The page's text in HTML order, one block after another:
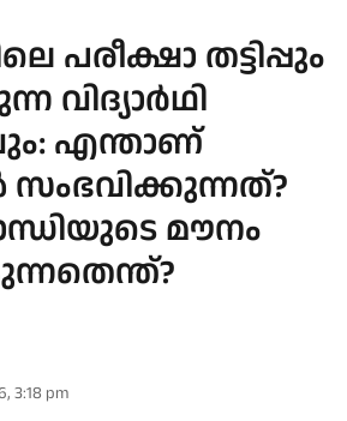
പരീക്ഷാ തട്ടിപ്പും
വിദ്യാർഥി
എന്താണ്
സംഭവിക്കുന്നത്?
മൗനം
3:18 pm